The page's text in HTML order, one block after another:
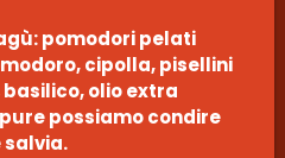
pomodori pelati
cipolla, pisellini
olio extra
possiamo condire